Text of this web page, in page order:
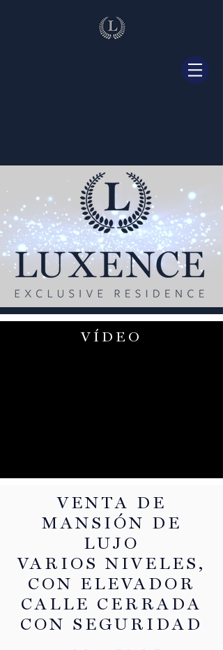
VÍDEO
VENTA DE
MANSIÓN DE
LUJO
VARIOS NIVELES,
CON ELEVADOR
CALLE CERRADA
CON SEGURIDAD